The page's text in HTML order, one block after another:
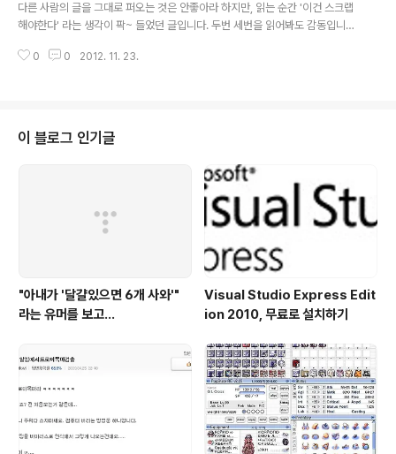
다른 사람의 글을 그대로 퍼오는 것은 안좋아라 하지만, 읽는 순간 '이건 스크랩
해야한다' 라는 생각이 팍~ 들었던 글입니다. 두번 세번을 읽어봐도 감동입니
어클럽 일 시: 2010년 6월 17일 (목) 오전 7시 30분 장 소: 서울특별시 강남구
런데 대략 6시쯤에 실패했다는 이야기가 나오고 7시에 거의 그것이 확정되었습
니다. 저는 성공을 너무너무 간절히 바랐습니다. 그날 연구실을 나오면서 이러
0 0 2012. 11. 23.
이 블로그 인기글
"아내가 '달걀있으면 6개 사와'"
라는 유머를 보고...
Visual Studio Express Edit
ion 2010, 무료로 설치하기